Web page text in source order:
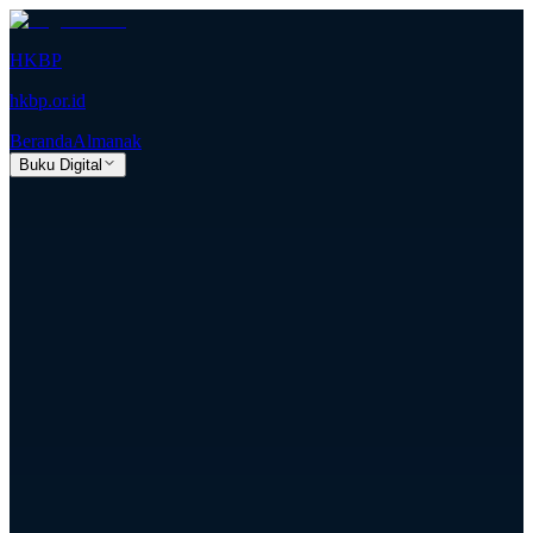
HKBP
hkbp.or.id
BerandaAlmanak
Buku Digital